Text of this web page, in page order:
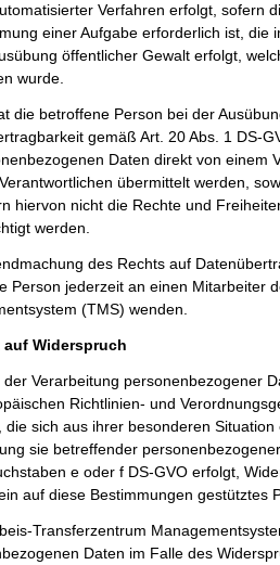
Verfahren erfolgt, sofern
einer Aufgabe erforderlich ist, die
öffentlicher Gewalt erfolgt,
wurde.
die betroffene Person bei der
gemäß Art. 20 Abs. 1 DS-
Daten direkt von einem
übermittelt werden,
hiervon nicht die Rechte und
werden.
des Rechts auf
Person jederzeit an einen Mitarbeiter
(TMS) wenden.
auf Widerspruch
der Verarbeitung personenbezogener
Richtlinien- und
die sich aus ihrer besonderen
sie betreffender
e oder f DS-GVO erfolgt,
auf diese Bestimmungen gestütztes
Transferzentrum
Daten im Falle des